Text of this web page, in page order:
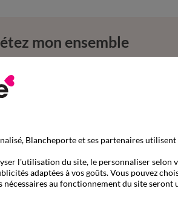
mon ensemble
Blancheporte et ses partenaires utilisent
l'utilisation du site, le personnaliser selon
adaptées à vos goûts. Vous pouvez
nécessaires au fonctionnement du site seront